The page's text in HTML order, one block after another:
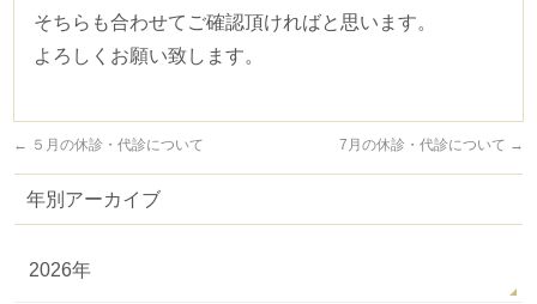
採用情報
そちらも合わせてご確認頂ければと思います。
よろしくお願い致します。
← ５月の休診・代診について 7月の休診・代診について →
年別アーカイブ
2026年